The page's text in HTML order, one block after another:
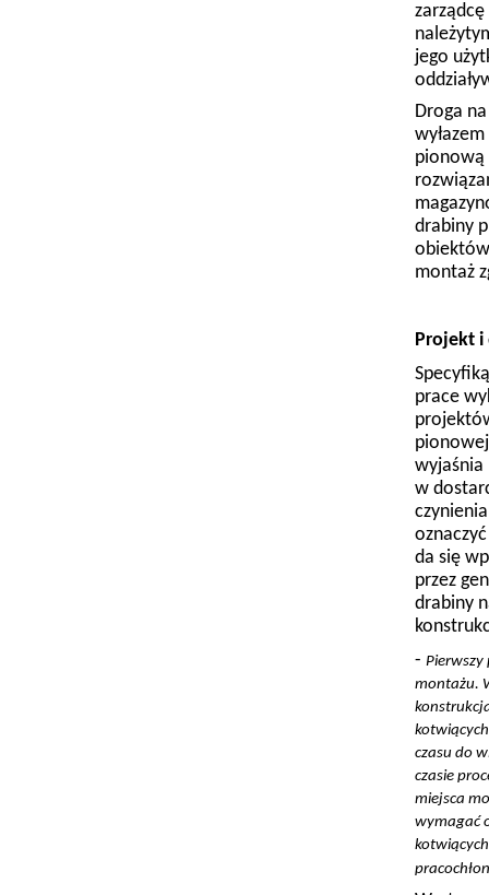
jego
Droga
pionową
drabiny
montaż
Projekt i
prace
wyjaśnia
w
da się
przez
drabiny
-
montażu.
czasu do
czasie
miejsca
wymagać